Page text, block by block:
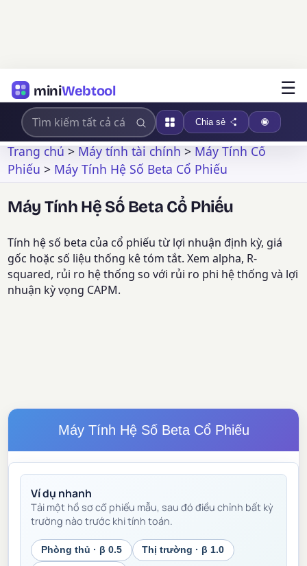
miniWebtool ☰
Chia sẻ
Trang chủ>Máy tính tài chính>Máy Tính Cổ
Phiếu > Máy Tính Hệ Số Beta Cổ Phiếu
Máy Tính Hệ Số Beta Cổ Phiếu
Tính hệ số beta của cổ phiếu từ lợi nhuận định kỳ, giá
gốc hoặc số liệu thống kê tóm tắt. Xem alpha, R-
squared, rủi ro hệ thống so với rủi ro phi hệ thống và lợi
nhuận kỳ vọng CAPM.
Máy Tính Hệ Số Beta Cổ Phiếu
Ví dụ nhanh
Tải một hồ sơ cổ phiếu mẫu, sau đó điều chỉnh bất kỳ
trường nào trước khi tính toán.
Phòng thủ · β 0.5 Thị trường · β 1.0